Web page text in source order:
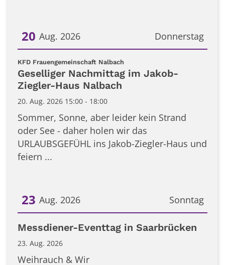
Donnerstag
20 Aug. 2026
Datum: 20. August 2026
KFD Frauengemeinschaft Nalbach
Geselliger Nachmittag im Jakob-
Ziegler-Haus Nalbach
20. Aug. 2026 15:00 - 18:00
Sommer, Sonne, aber leider kein Strand
oder See - daher holen wir das
URLAUBSGEFÜHL ins Jakob-Ziegler-Haus und
feiern ...
Sonntag
23 Aug. 2026
Datum: 23. August 2026
Messdiener-Eventtag in Saarbrücken
23. Aug. 2026
Weihrauch & Wir